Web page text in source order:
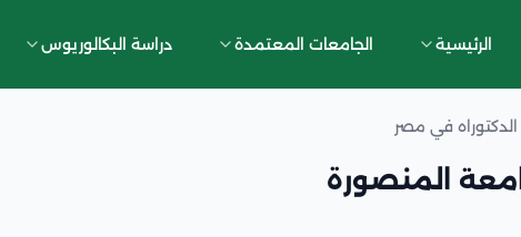
الرئيسية الجامعات المعتمدة دراسة البكالوريوس
في مصر
المنصورة